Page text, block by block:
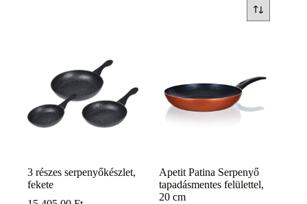
3 részes serpenyőkészlet,
fekete
Apetit Patina Serpenyő
tapadásmentes felülettel,
20 cm